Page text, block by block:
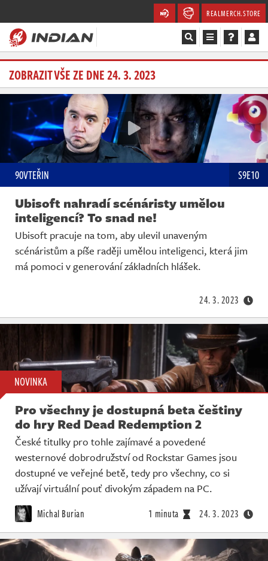
REALMERCH.STORE
Magazín
Recenze
Videa
Soutěže
Databáze
Komunita
Redakce
Živě
ZOBRAZIT VŠE ZE DNE 24. 3. 2023
90VTEŘIN S9E10
Ubisoft nahradí scénáristy umělou
inteligencí? To snad ne!
Ubisoft pracuje na tom, aby ulevil unaveným
scénáristům a píše raději umělou inteligenci, která jim
má pomoci v generování základních hlášek.
24. 3. 2023
NOVINKA
Pro všechny je dostupná beta češtiny
do hry Red Dead Redemption 2
České titulky pro tohle zajímavé a povedené
westernové dobrodružství od Rockstar Games jsou
dostupné ve veřejné betě, tedy pro všechny, co si
užívají virtuální pouť divokým západem na PC.
Michal Burian 1 minuta 24. 3. 2023